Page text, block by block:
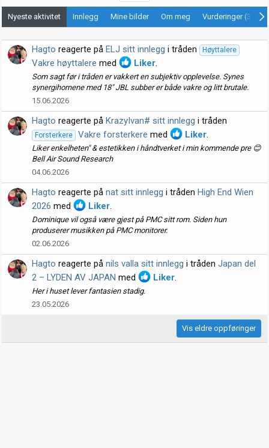
Nyeste aktivitet Innlegg Mine bilder Om meg Vurderinger (33)
Hagto reagerte på ELJ sitt innlegg i tråden Høyttalere
Vakre høyttalere med Liker.
Som sagt før i tråden er vakkert en subjektiv opplevelse. Synes
synergihornene med 18" JBL subber er både vakre og litt brutale.
15.06.2026
Hagto reagerte på KrazyIvan# sitt innlegg i tråden
Forsterkere Vakre forsterkere med Liker.
Liker enkelheten" & estetikken i håndtverket i min kommende pre 😊
Bell Air Sound Research
04.06.2026
Hagto reagerte på nat sitt innlegg i tråden High End Wien
2026 med Liker.
Dominique vil også være gjest på PMC sitt rom. Siden hun
produserer musikken på PMC monitorer.
02.06.2026
Hagto reagerte på nils valla sitt innlegg i tråden Japan del
2 – LYDEN AV JAPAN med Liker.
Her i huset lever fantasien stadig.
23.05.2026
Vis eldre oppføringer